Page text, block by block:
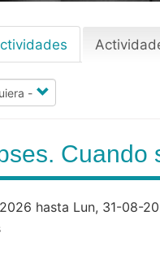
Cuando
hasta Lun, 31-08-